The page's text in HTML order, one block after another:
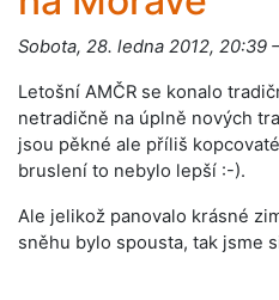
Sobota, 28. ledna 2012, 20:39
Letošní AMČR se konalo
netradičně na úplně nových
jsou pěkné ale příliš
bruslení to nebylo lepší :-).
Ale jelikož panovalo krásné
sněhu bylo spousta, tak jsme